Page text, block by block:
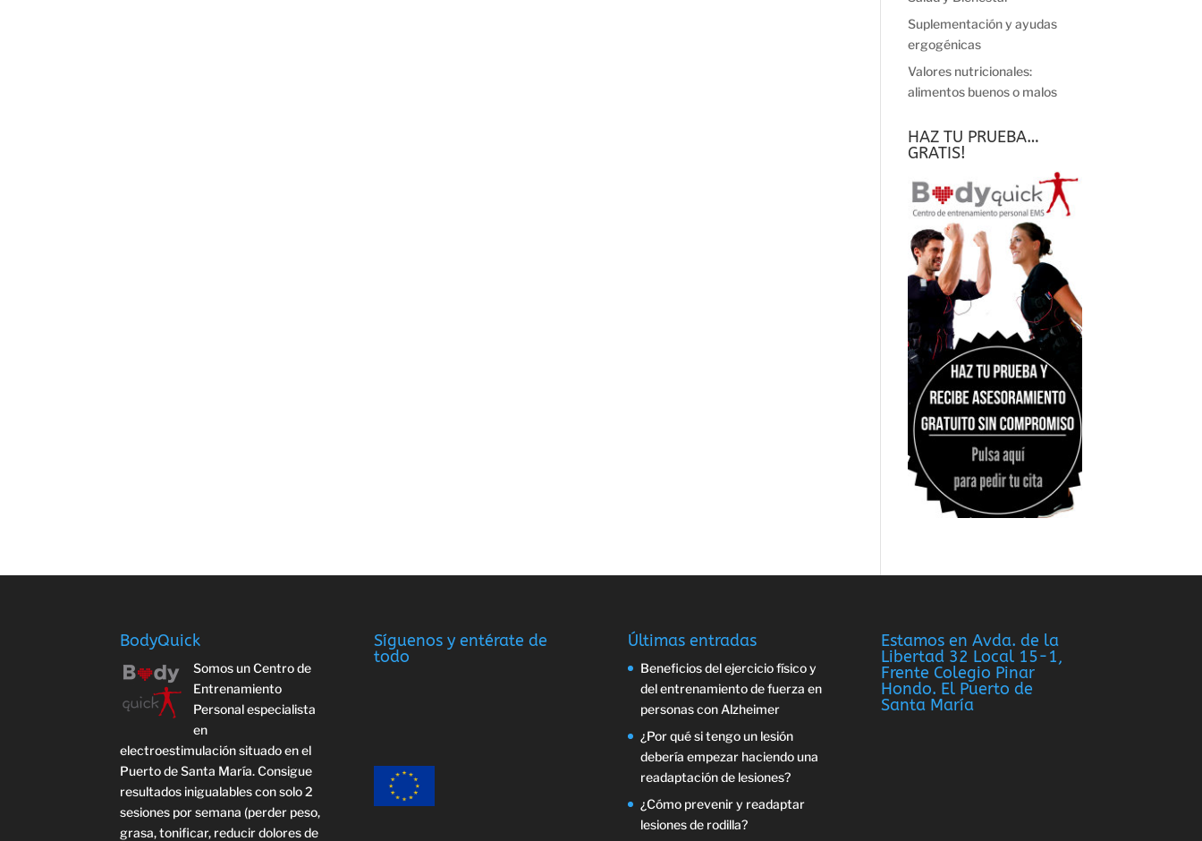
Suplementación y ayudas
ergogénicas
Valores nutricionales:
alimentos buenos o malos
HAZ TU PRUEBA…
GRATIS!
BodyQuick
Somos un Centro de
Entrenamiento
Personal especialista
en
electroestimulación situado en el
Puerto de Santa María. Consigue
resultados inigualables con solo 2
sesiones por semana (perder peso,
grasa, tonificar, reducir dolores de
Síguenos y entérate de
todo
Últimas entradas
Beneficios del ejercicio físico y
del entrenamiento de fuerza en
personas con Alzheimer
¿Por qué si tengo un lesión
debería empezar haciendo una
readaptación de lesiones?
¿Cómo prevenir y readaptar
lesiones de rodilla?
Estamos en Avda. de la
Libertad 32 Local 15-1,
Frente Colegio Pinar
Hondo. El Puerto de
Santa María